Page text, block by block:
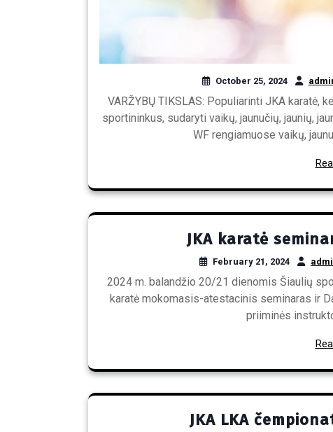
October 25, 2024
VARŽYBŲ TIKSLAS: Populiarinti JKA
sportininkus, sudaryti vaikų, jaunučių, jaunių,
WF rengiamuose vaikų,
JKA karatė
February 21, 2024
2024 m. balandžio 20/21 dienomis Šiaulių
karatė mokomasis-atestacinis seminaras ir
priiminės
JKA LKA